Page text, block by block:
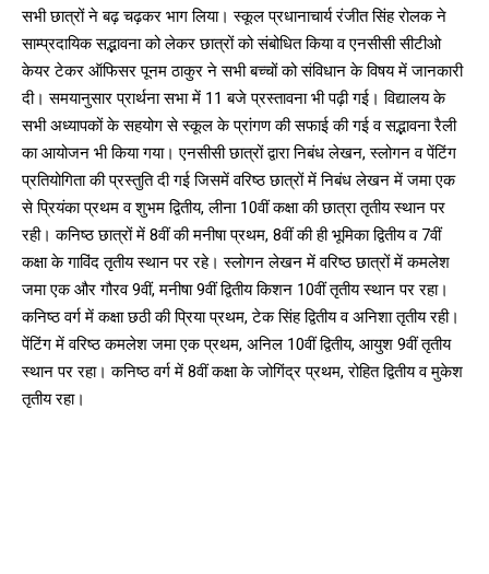
सभी छात्रों ने बढ़ चढ़कर भाग लिया। स्कूल प्रधानाचार्य रंजीत सिंह रोलक ने
साम्प्रदायिक सद्भावना को लेकर छात्रों को संबोधित किया व एनसीसी सीटीओ
केयर टेकर ऑफिसर पूनम ठाकुर ने सभी बच्चों को संविधान के विषय में जानकारी
दी। समयानुसार प्रार्थना सभा में 11 बजे प्रस्तावना भी पढ़ी गई। विद्यालय के
सभी अध्यापकों के सहयोग से स्कूल के प्रांगण की सफाई की गई व सद्भावना रैली
का आयोजन भी किया गया। एनसीसी छात्रों द्वारा निबंध लेखन, स्लोगन व पेंटिंग
प्रतियोगिता की प्रस्तुति दी गई जिसमें वरिष्ठ छात्रों में निबंध लेखन में जमा एक
से प्रियंका प्रथम व शुभम द्वितीय, लीना 10वीं कक्षा की छात्रा तृतीय स्थान पर
रही। कनिष्ठ छात्रों में 8वीं की मनीषा प्रथम, 8वीं की ही भूमिका द्वितीय व 7वीं
कक्षा के गाविंद तृतीय स्थान पर रहे। स्लोगन लेखन में वरिष्ठ छात्रों में कमलेश
जमा एक और गौरव 9वीं, मनीषा 9वीं द्वितीय किशन 10वीं तृतीय स्थान पर रहा।
कनिष्ठ वर्ग में कक्षा छठी की प्रिया प्रथम, टेक सिंह द्वितीय व अनिशा तृतीय रही।
पेंटिंग में वरिष्ठ कमलेश जमा एक प्रथम, अनिल 10वीं द्वितीय, आयुश 9वीं तृतीय
स्थान पर रहा। कनिष्ठ वर्ग में 8वीं कक्षा के जोगिंद्र प्रथम, रोहित द्वितीय व मुकेश
तृतीय रहा।